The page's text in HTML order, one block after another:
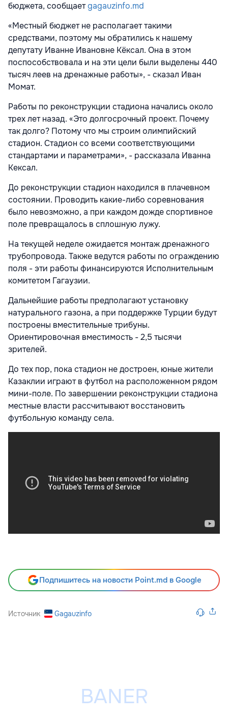
бюджета, сообщаетgagauzinfo.md
«Местный бюджет не располагает такими
средствами, поэтому мы обратились к нашему
депутату Иванне Ивановне Кёксал. Она в этом
поспособствовала и на эти цели были выделены 440
тысяч леев на дренажные работы», - сказал Иван
Момат.
Работы по реконструкции стадиона начались около
трех лет назад. «Это долгосрочный проект. Почему
так долго? Потому что мы строим олимпийский
стадион. Стадион со всеми соответствующими
стандартами и параметрами», - рассказала Иванна
Кексал.
До реконструкции стадион находился в плачевном
состоянии. Проводить какие-либо соревнования
было невозможно, а при каждом дожде спортивное
поле превращалось в сплошную лужу.
На текущей неделе ожидается монтаж дренажного
трубопровода. Также ведутся работы по ограждению
поля - эти работы финансируются Исполнительным
комитетом Гагаузии.
Дальнейшие работы предполагают установку
натурального газона, а при поддержке Турции будут
построены вместительные трибуны.
Ориентировочная вместимость - 2,5 тысячи
зрителей.
До тех пор, пока стадион не достроен, юные жители
Казаклии играют в футбол на расположенном рядом
мини-поле. По завершении реконструкции стадиона
местные власти рассчитывают восстановить
футбольную команду села.
Подпишитесь на новости Point.md в Google
Источник Gagauzinfo